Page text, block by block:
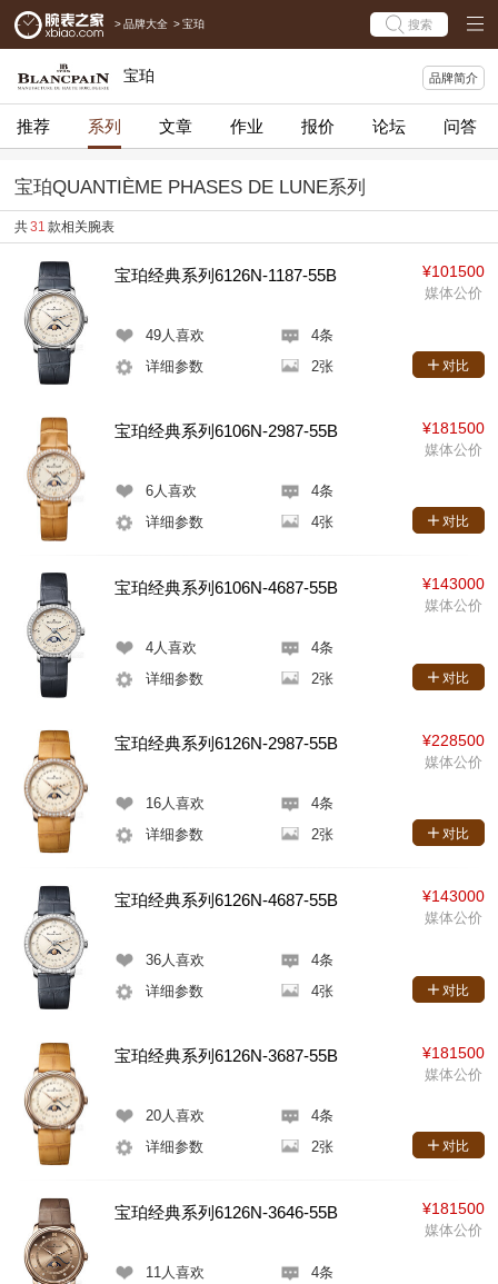
> 品牌大全 > 宝珀 搜索
宝珀 品牌简介
推荐 系列 文章 作业 报价 论坛 问答
宝珀QUANTIÈME PHASES DE LUNE系列
共31 款相关腕表
宝珀经典系列6126N-1187-55B
49人喜欢
4条
详细参数
2张
¥101500
媒体公价
对比
宝珀经典系列6106N-2987-55B
6人喜欢
4条
详细参数
4张
¥181500
媒体公价
对比
宝珀经典系列6106N-4687-55B
4人喜欢
4条
详细参数
2张
¥143000
媒体公价
对比
宝珀经典系列6126N-2987-55B
16人喜欢
4条
详细参数
2张
¥228500
媒体公价
对比
宝珀经典系列6126N-4687-55B
36人喜欢
4条
详细参数
4张
¥143000
媒体公价
对比
宝珀经典系列6126N-3687-55B
20人喜欢
4条
详细参数
2张
¥181500
媒体公价
对比
宝珀经典系列6126N-3646-55B
11 人喜欢
4条
¥181500
媒体公价